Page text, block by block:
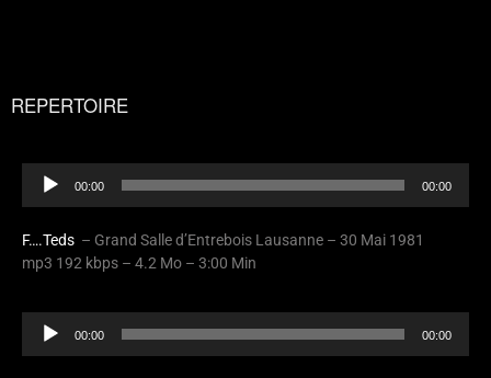
REPERTOIRE
Audio
Player
00:00 00:00
F….Teds – Grand Salle d’Entrebois Lausanne – 30 Mai 1981
mp3 192 kbps – 4.2 Mo – 3:00 Min
Audio
Player
00:00 00:00